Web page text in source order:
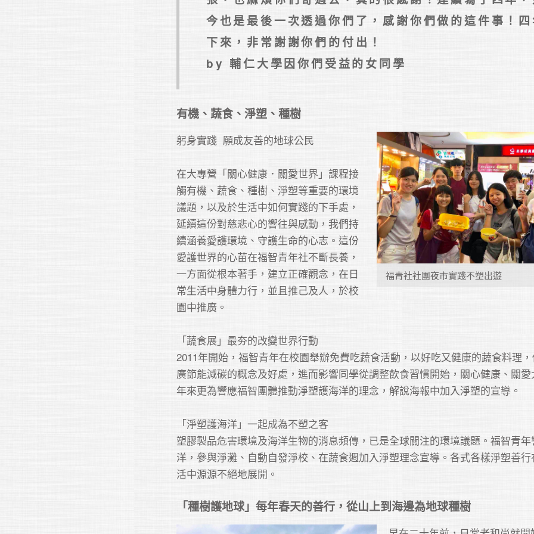
今也是最後一次透過你們了，感謝你們做的這件事！
下來，非常謝謝你們的付出！
by 輔仁大學因你們受益的女同學
有機、蔬食、淨塑、種樹
福青社社團夜市實踐不塑出遊
躬身實踐  願成友善的地球公民
在大專營「關心健康．關愛世界」課程接
觸有機、蔬食、種樹、淨塑等重要的環境
議題，以及於生活中如何實踐的下手處，
延續這份對慈悲心的響往與感動，我們持
續涵養愛護環境、守護生命的心志。這份
愛護世界的心苗在福智青年社不斷長養，
一方面從根本著手，建立正確觀念，在日
常生活中身體力行，並且推己及人，於校
園中推廣。
「蔬食展」最夯的改變世界行動
2011年開始，福智青年在校園舉辦免費吃蔬食活動，以好吃又健康的蔬食料理
廣節能減碳的概念及好處，進而影響同學從調整飲食習慣開始，關心健康、關
年來更為響應福智團體推動淨塑護海洋的理念，解說海報中加入淨塑的宣導。
「淨塑護海洋」一起成為不塑之客
塑膠製品危害環境及海洋生物的消息頻傳，已是全球關注的環境議題。福智青
洋，參與淨灘、自動自發淨校、在蔬食週加入淨塑理念宣導。各式各樣淨塑善
「種樹護地球」每年春天的善行，從山上到海邊為地球種樹